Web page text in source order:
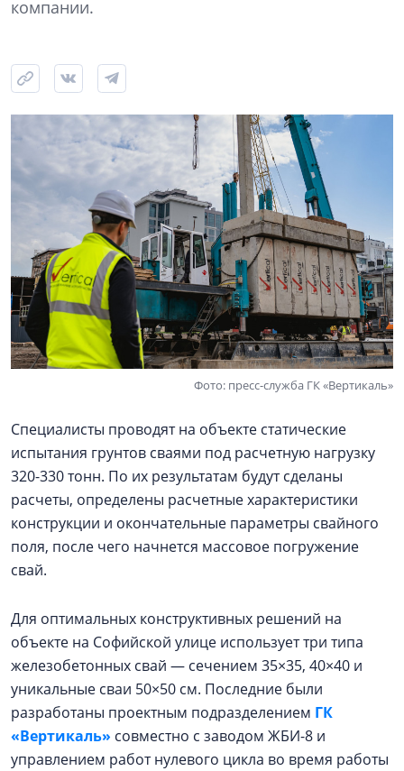
компании.
Фото: пресс-служба ГК «Вертикаль»
Специалисты проводят на объекте статические
испытания грунтов сваями под расчетную нагрузку
320-330 тонн. По их результатам будут сделаны
расчеты, определены расчетные характеристики
конструкции и окончательные параметры свайного
поля, после чего начнется массовое погружение
свай.
Для оптимальных конструктивных решений на
объекте на Софийской улице использует три типа
железобетонных свай — сечением 35×35, 40×40 и
уникальные сваи 50×50 см. Последние были
разработаны проектным подразделением ГК
«Вертикаль» совместно с заводом ЖБИ-8 и
управлением работ нулевого цикла во время работы